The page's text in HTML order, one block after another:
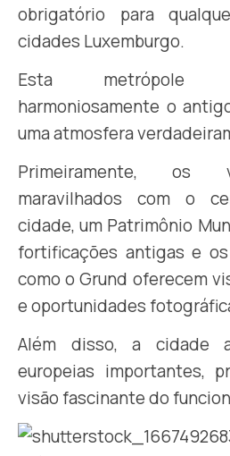
obrigatório para
cidades Luxemburgo.
Esta metrópole
harmoniosamente o
uma atmosfera
Primeiramente, os
maravilhados com o
cidade, um Patrimônio
fortificações antigas e
como o Grund oferecem
e oportunidades
Além disso, a cidade
europeias importantes,
visão fascinante do